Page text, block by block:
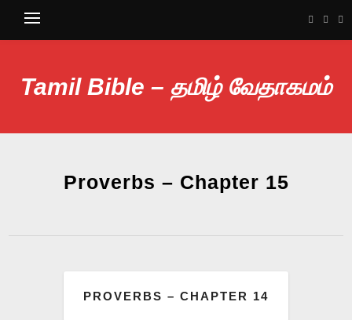
Tamil Bible – தமிழ் வேதாகமம்
Proverbs – Chapter 15
PROVERBS – CHAPTER 14